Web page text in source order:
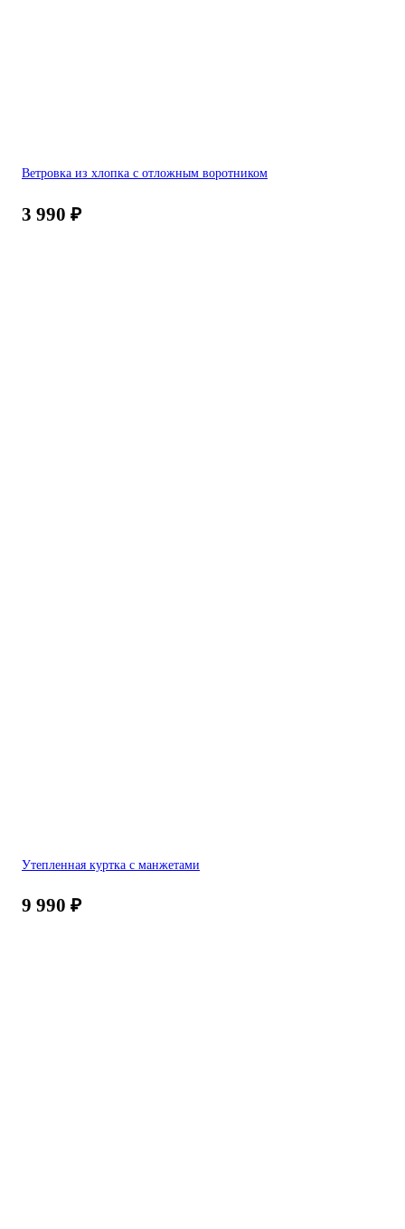
Ветровка из хлопка с отложным воротником
3 990 ₽
Утепленная куртка с манжетами
9 990 ₽